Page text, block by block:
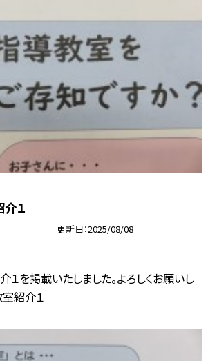
１
更新日 2025/08/08
を掲載いたしました。よろしくお願いし
室紹介１